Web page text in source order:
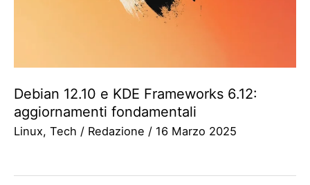
Debian 12.10 e KDE Frameworks 6.12:
aggiornamenti fondamentali
Linux, Tech / Redazione / 16 Marzo 2025